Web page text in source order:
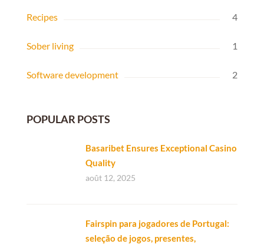
Recipes 4
Sober living 1
Software development 2
POPULAR POSTS
Basaribet Ensures Exceptional Casino
Quality
août 12, 2025
Fairspin para jogadores de Portugal:
seleção de jogos, presentes,